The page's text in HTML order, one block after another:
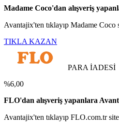
Madame Coco'dan alışveriş
Avantajix'ten tıklayıp Madame
TIKLA KAZAN
PARA İADESİ
%6,00
FLO'dan alışveriş yapanlara
Avantajix'ten tıklayıp FLO.com.tr